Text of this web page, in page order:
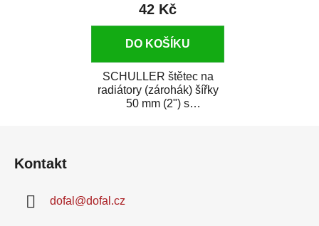
42 Kč
DO KOŠÍKU
SCHULLER štětec na
radiátory (zárohák) šířky
50 mm (2") s
Kontakt
dofal @dofal.cz